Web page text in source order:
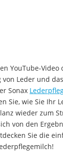
YouTube-Video
Leder und
Sonax
Sie, wie Sie Ihr
wieder zum
von den
Sie die